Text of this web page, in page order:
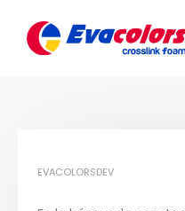
EVACOLORSDEV